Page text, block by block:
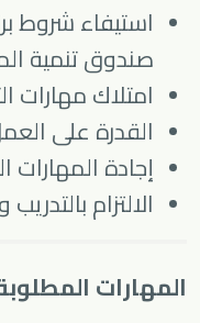
استيفاء شروط
صندوق تنمية
امتلاك مهارات
القدرة على
إجادة المهارات
الالتزام
المهارات